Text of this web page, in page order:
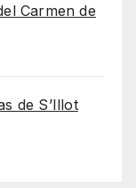
Carmen de
de S’Illot